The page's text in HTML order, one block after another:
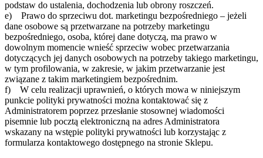
podstaw do ustalenia, dochodzenia lub obrony roszczeń.
e) Prawo do sprzeciwu dot. marketingu bezpośredniego – jeżeli
dane osobowe są przetwarzane na potrzeby marketingu
bezpośredniego, osoba, której dane dotyczą, ma prawo w
dowolnym momencie wnieść sprzeciw wobec przetwarzania
dotyczących jej danych osobowych na potrzeby takiego marketingu,
w tym profilowania, w zakresie, w jakim przetwarzanie jest
związane z takim marketingiem bezpośrednim.
f) W celu realizacji uprawnień, o których mowa w niniejszym
punkcie polityki prywatności można kontaktować się z
Administratorem poprzez przesłanie stosownej wiadomości
pisemnie lub pocztą elektroniczną na adres Administratora
wskazany na wstępie polityki prywatności lub korzystając z
formularza kontaktowego dostępnego na stronie Sklepu.